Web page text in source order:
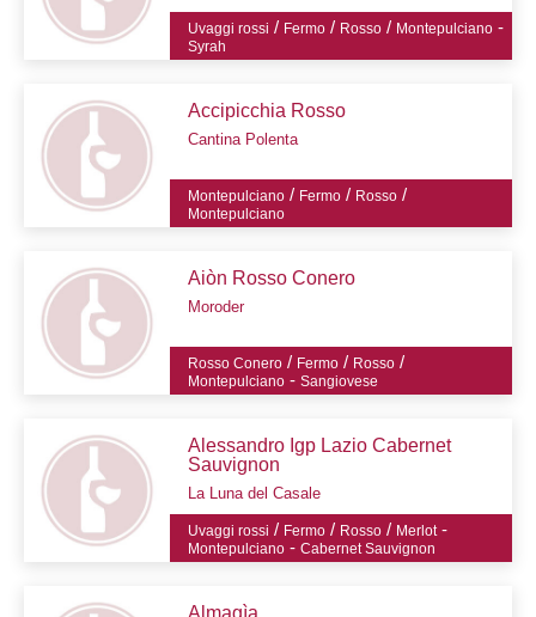
Uvaggi rossi / Fermo / Rosso / Montepulciano -
Syrah
Accipicchia Rosso
Cantina Polenta
Montepulciano / Fermo / Rosso /
Montepulciano
Aiòn Rosso Conero
Moroder
Rosso Conero / Fermo / Rosso /
Montepulciano -Sangiovese
Alessandro Igp Lazio Cabernet
Sauvignon
La Luna del Casale
Uvaggi rossi / Fermo / Rosso / Merlot-
Montepulciano -Cabernet Sauvignon
Almagìa